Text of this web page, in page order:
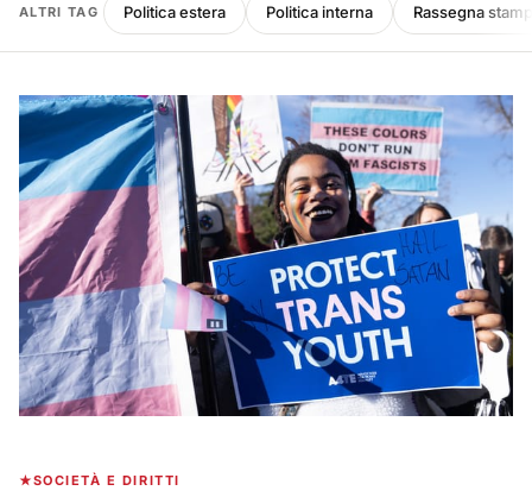
ALTRI TAG Politica estera Politica interna Rassegna
SOCIETÀ E DIRITTI